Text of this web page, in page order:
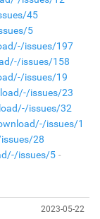
45
5
issues/197
issues/158
issues/19
issues/23
issues/32
issues/1
28
issues/5
2023-05-22